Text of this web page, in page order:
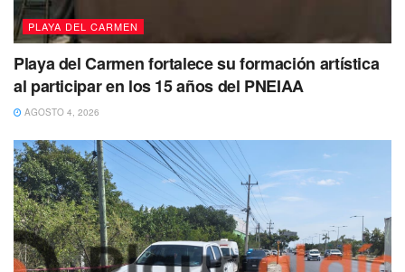
libros educativos que funcionan como guías para cambiar
el estilo de vida a uno más sano y compasivo.
PLAYA DEL CARMEN
Playa del Carmen fortalece su formación artística
al participar en los 15 años del PNEIAA
AGOSTO 4, 2026